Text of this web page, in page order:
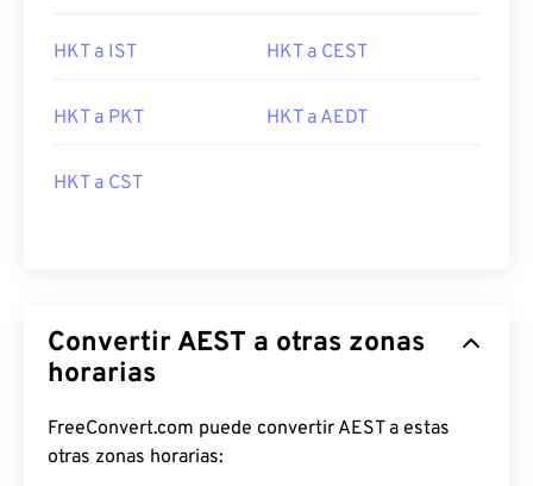
HKT a IST HKT a CEST
HKT a PKT HKT a AEDT
HKT a CST
Convertir AEST a otras zonas
horarias
FreeConvert.com puede convertir AEST a estas
otras zonas horarias: